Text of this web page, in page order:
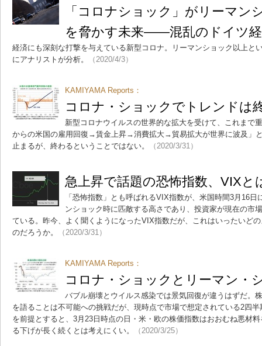
「コロナショック」がリーマン
を脅かす未来――混乱のドイツ
経済にも深刻な打撃を与えている新型コロナ。リーマンショック以上と
にアナリストが分析。
（2020/4/3）
KAMIYAMA Reports：
コロナ・ショックでトレンドは
新型コロナウイルスの世界的な拡大を受けて、これまで
からの米国の雇用回復→賃金上昇→消費拡大→貿易拡大が世界に波及」
止まるが、終わるということではない。
（2020/3/31）
急上昇で話題の恐怖指数、VIXと
「恐怖指数」とも呼ばれるVIX指数が、米国時間3月16
ンショック時に匹敵する高さであり、投資家が現在の市
ている。昨今、よく聞くようになったVIX指数だが、これはいったいど
のだろうか。
（2020/3/31）
KAMIYAMA Reports：
コロナ・ショックとリーマン・
バブル崩壊とウイルス感染では景気回復が違うはずだ。
を語ることは不可能への挑戦だが、現時点で市場で想定されている2四
を前提とすると、3月23日時点の日・米・欧の株価指数はおおむね悪材
る下げが長く続くとは考えにくい。
（2020/3/25）